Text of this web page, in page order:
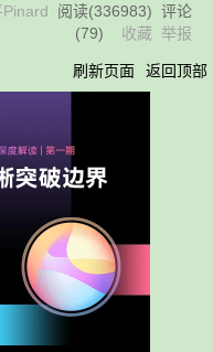
Pinard 阅读(336983) 评论
(79) 收藏 举报
刷新页面 返回顶部